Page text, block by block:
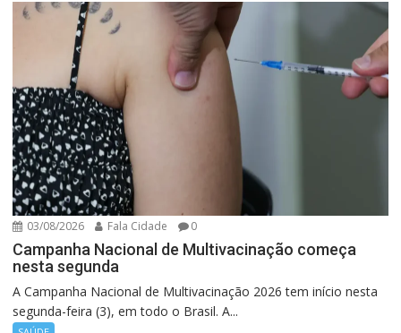
03/08/2026 Fala Cidade 0
Campanha Nacional de Multivacinação começa
nesta segunda
A Campanha Nacional de Multivacinação 2026 tem início nesta
segunda-feira (3), em todo o Brasil. A...